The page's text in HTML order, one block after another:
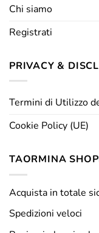
Chi siamo
Registrati
PRIVACY &
Termini di Utilizzo
Cookie Policy (UE)
TAORMINA
Acquista in totale
Spedizioni veloci